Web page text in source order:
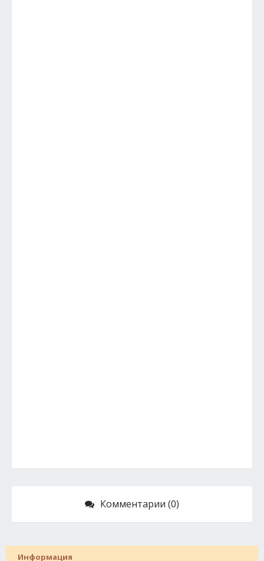
Комментарии (0)
Информация